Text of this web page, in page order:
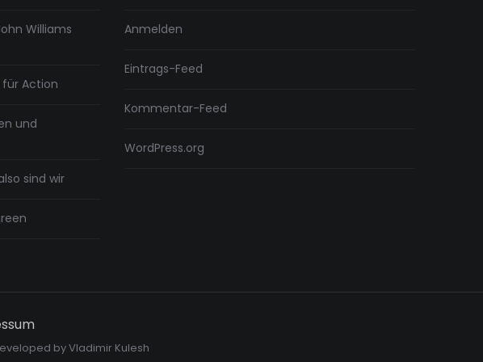
Williams
für Action
und
sind wir
Anmelden
Eintrags-Feed
Kommentar-Feed
WordPress.org
byVladimir Kulesh